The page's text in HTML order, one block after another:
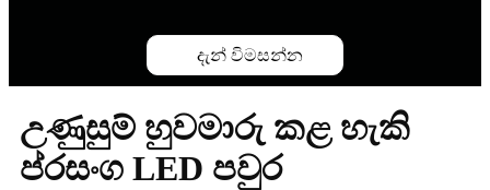
දැන් විමසන්න
උණුසුම් හුවමාරු කළ හැකි
ප්රසංග LED පවුර